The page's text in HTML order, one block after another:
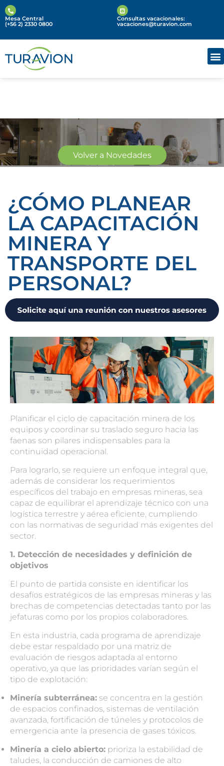
Mesa Central
(+56 2) 2330 0800
Consultas vacacionales:
vacaciones@turavion.com
Novedades
Volver a Novedades
¿CÓMO PLANEAR
LA CAPACITACIÓN
MINERA Y
TRANSPORTE DEL
PERSONAL?
Planificar el ciclo de capacitación minera de los
equipos y coordinar su traslado seguro hacia las
faenas son pilares indispensables para la
continuidad operacional.
Para lograrlo, se requiere un enfoque integral que,
además de considerar los requerimientos
específicos del trabajo en empresas mineras, sea
capaz de equilibrar el aprendizaje técnico con una
logística terrestre y aérea eficiente, cumpliendo
con las normativas de seguridad más exigentes del
sector.
1. Detección de necesidades y definición de
objetivos
El punto de partida consiste en identificar los
desafíos estratégicos de las empresas mineras y las
brechas de competencias detectadas tanto por las
jefaturas como por los propios colaboradores.
En esta industria, cada programa de aprendizaje
debe estar respaldado por una matriz de
evaluación de riesgos adaptada al entorno
operativo, ya que las prioridades varían según el
tipo de explotación:
Minería subterránea: se concentra en la gestión
de espacios confinados, sistemas de ventilación
avanzada, fortificación de túneles y protocolos de
emergencia ante la presencia de gases tóxicos.
Minería a cielo abierto: prioriza la estabilidad de
taludes, la conducción de camiones de alto